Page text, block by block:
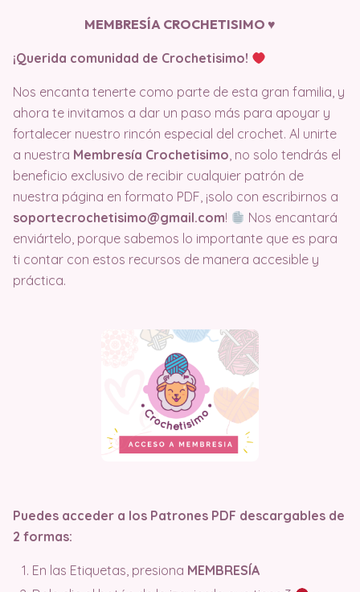
MEMBRESÍA CROCHETISIMO ♥️
¡Querida comunidad de Crochetisimo!
Nos encanta tenerte como parte de esta gran familia, y
ahora te invitamos a dar un paso más para apoyar y
fortalecer nuestro rincón especial del crochet. Al unirte
a nuestra Membresía Crochetisimo, no solo tendrás el
beneficio exclusivo de recibir cualquier patrón de
nuestra página en formato PDF, ¡solo con escribirnos a
soportecrochetisimo@gmail.com!
Nos encantará
enviártelo, porque sabemos lo importante que es para
ti contar con estos recursos de manera accesible y
práctica.
Puedes acceder a los Patrones PDF descargables de
2 formas:
En las Etiquetas, presiona MEMBRESÍA